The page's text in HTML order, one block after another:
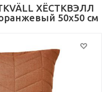
ХЁСТКВЭЛЛ
50x50 см